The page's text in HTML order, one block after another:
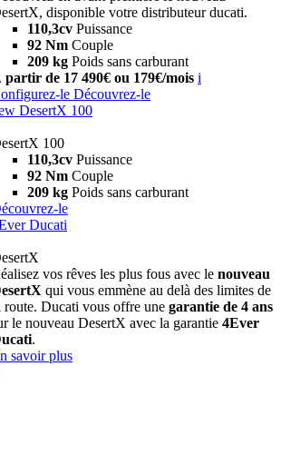
disponible votre distributeur ducati.
110,3cv Puissance
92 Nm Couple
209 kg Poids sans carburant
partir de 17 490€ ou 179€/mois i
le Découvrez-le
DesertX 100
100
110,3cv Puissance
92 Nm Couple
209 kg Poids sans carburant
le
Ducati
vos rêves les plus fous avec le nouveau
qui vous emmène au delà des limites de
route. Ducati vous offre une garantie de 4 ans
le nouveau DesertX avec la garantie 4Ever
.
savoir plus